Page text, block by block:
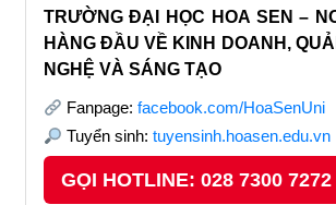
TRƯỜNG ĐẠI HỌC HOA SEN –
HÀNG ĐẦU VỀ KINH DOANH,
NGHỆ VÀ SÁNG TẠO
Fanpage: facebook.com/HoaSenUni
Tuyển sinh: tuyensinh.hoasen.edu.vn
GỌI HOTLINE: 028 7300 7272